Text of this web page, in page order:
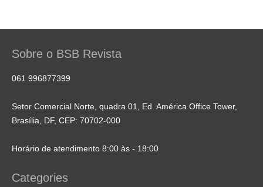
Sobre o BSB Revista
061 996877399
Setor Comercial Norte, quadra 01, Ed. América Office Tower,
Brasília, DF, CEP: 70702-000
Horário de atendimento 8:00 às - 18:00
Categories